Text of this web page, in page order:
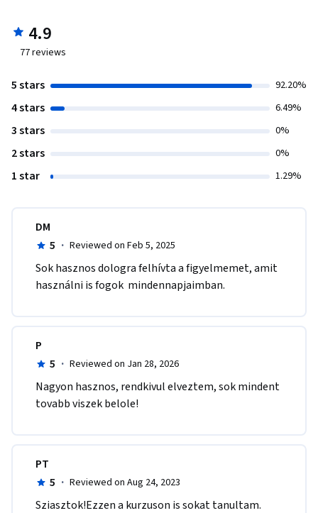
4.9
77reviews
5 stars 92.20%
4 stars 6.49%
3 stars 0%
2 stars 0%
1 star 1.29%
DM
5 · Reviewed on Feb 5, 2025
Sok hasznos dologra felhívta a figyelmemet, amit
használni is fogok  mindennapjaimban.
P
5 · Reviewed on Jan 28, 2026
Nagyon hasznos, rendkivul elveztem, sok mindent
tovabb viszek belole!
PT
5 · Reviewed on Aug 24, 2023
Sziasztok!Ezzen a kurzuson is sokat tanultam.